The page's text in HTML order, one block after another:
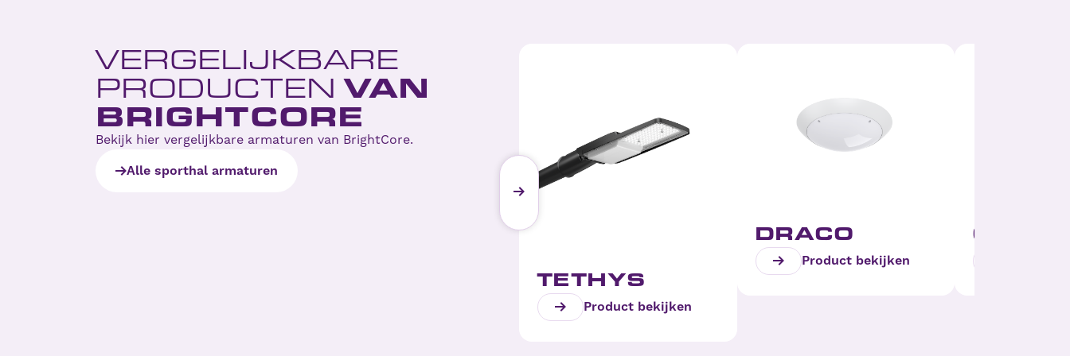
VERGELIJKBARE
PRODUCTEN VAN
BRIGHTCORE
Bekijk hier vergelijkbare armaturen van BrightCore.
Alle sporthal armaturen
TETHYS
Product bekijken
DRACO
Product bekijken